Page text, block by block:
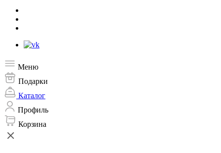
Меню
Подарки
Каталог
Профиль
Корзина